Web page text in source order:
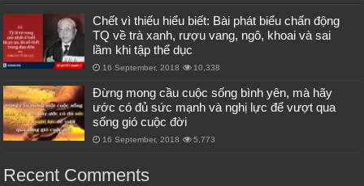
Chết vì thiếu hiểu biết: Bài phát biểu chấn động
TQ về trà xanh, rượu vang, ngô, khoai và sai
lầm khi tập thể dục
16 September, 2018 10,338
Đừng mong cầu cuộc sống bình yên, mà hãy
ước có đủ sức mạnh và nghị lực để vượt qua
sống gió cuộc đời
16 September, 2018 5,773
Recent Comments